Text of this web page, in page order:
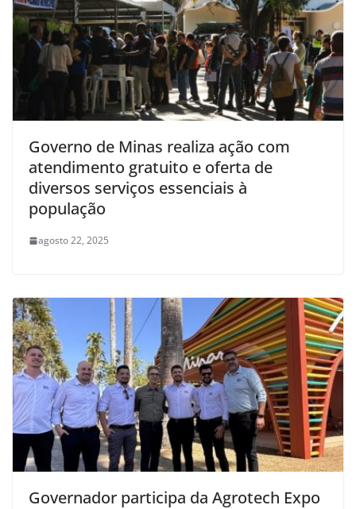
Governo de Minas realiza ação com
atendimento gratuito e oferta de
diversos serviços essenciais à
população
agosto 22, 2025
Governador participa da Agrotech Expo